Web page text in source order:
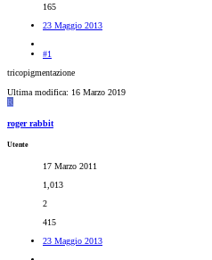
165
23 Maggio 2013
#1
tricopigmentazione
Ultima modifica: 16 Marzo 2019
R
roger rabbit
Utente
17 Marzo 2011
1,013
2
415
23 Maggio 2013